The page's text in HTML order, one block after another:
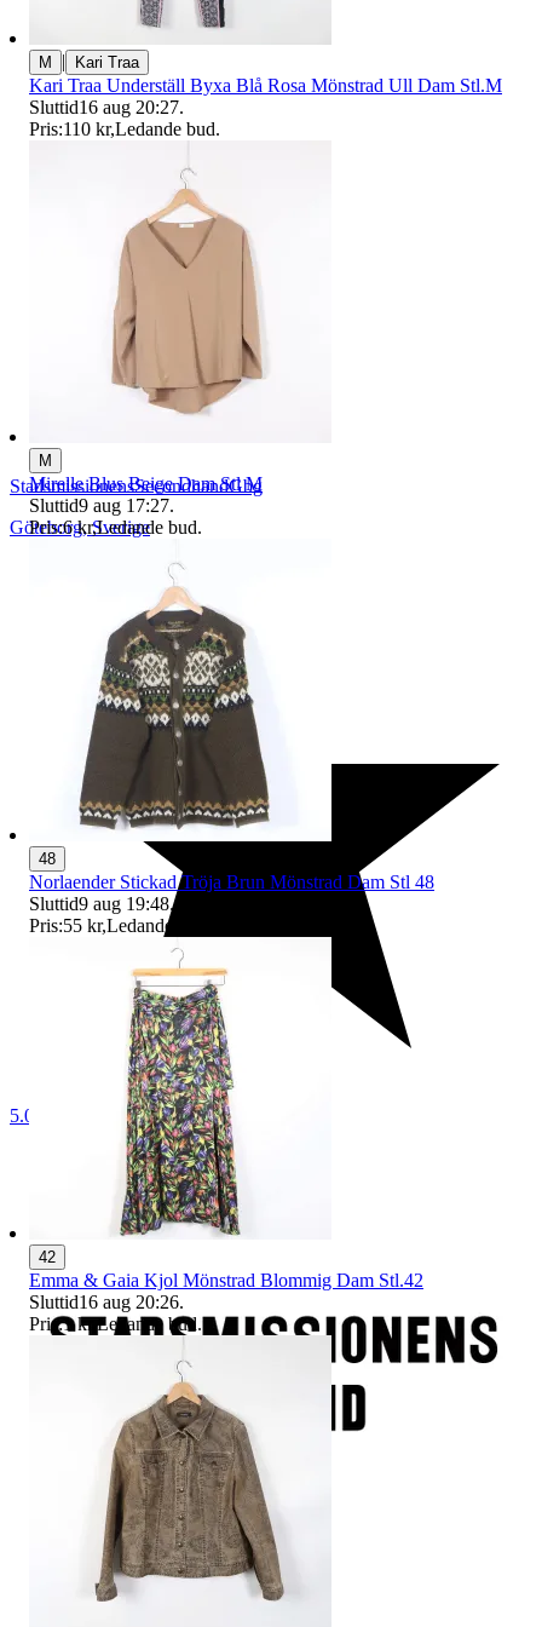
StadsmissionensSecondhandGbg
Göteborg,Sverige
5.0
M | Kari Traa
Kari Traa Underställ Byxa Blå Rosa Mönstrad Ull Dam Stl.M
Sluttid16 aug 20:27.
Pris:110 kr,Ledande bud.
M
Mirelle Blus Beige Dam Stl M
Sluttid9 aug 17:27.
Pris:6 kr,Ledande bud.
48
Norlaender Stickad Tröja Brun Mönstrad Dam Stl 48
Sluttid9 aug 19:48.
Pris:55 kr,Ledande bud
42
Emma & Gaia Kjol Mönstrad Blommig Dam Stl.42
Sluttid16 aug 20:26.
Pris:1 kr,Ledande bud.